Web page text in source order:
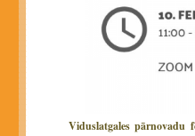
Viduslatgales pārnovadu